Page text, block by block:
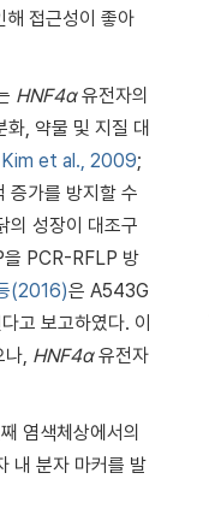
해 접근성이 좋아
HNF4α유전자의
, 약물 및 지질 대
Kim et al., 2009;
증가를 방지할 수
의 성장이 대조구
PCR-RFLP 방
(2016)은 A543G
고 보고하였다. 이
나, HNF4α유전자
염색체상에서의
내 분자 마커를 발